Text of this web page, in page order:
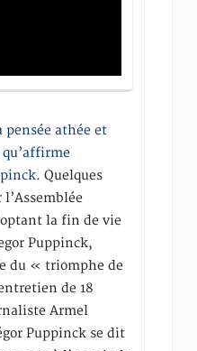
pensée athée et
Quelques
la fin de vie
Puppinck,
du « triomphe de
de 18
Armel
Puppinck se dit